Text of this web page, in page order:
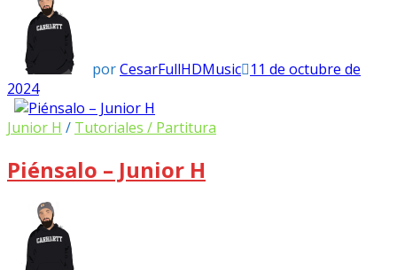
porCesarFullHDMusic 11 de octubre de
2024
Junior H / Tutoriales / Partitura
Piénsalo – Junior H